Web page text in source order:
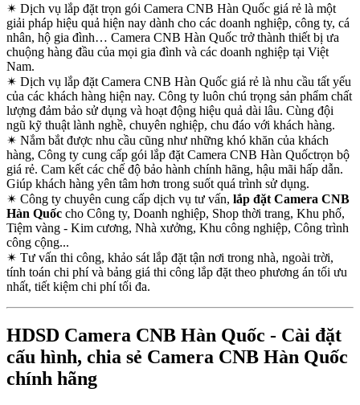
✴ Dịch vụ lắp đặt trọn gói Camera CNB Hàn Quốc giá rẻ là một
giải pháp hiệu quả hiện nay dành cho các doanh nghiệp, công ty, cá
nhân, hộ gia đình… Camera CNB Hàn Quốc trở thành thiết bị ưa
chuộng hàng đầu của mọi gia đình và các doanh nghiệp tại Việt
Nam.
✴ Dịch vụ lắp đặt Camera CNB Hàn Quốc giá rẻ là nhu cầu tất yếu
của các khách hàng hiện nay. Công ty luôn chú trọng sản phẩm chất
lượng đảm bảo sử dụng và hoạt động hiệu quả dài lâu. Cùng đội
ngũ kỹ thuật lành nghề, chuyên nghiệp, chu đáo với khách hàng.
✴ Nắm bắt được nhu cầu cũng như những khó khăn của khách
hàng, Công ty cung cấp gói lắp đặt Camera CNB Hàn Quốctrọn bộ
giá rẻ. Cam kết các chế độ bảo hành chính hãng, hậu mãi hấp dẫn.
Giúp khách hàng yên tâm hơn trong suốt quá trình sử dụng.
✴ Công ty chuyên cung cấp dịch vụ tư vấn, lắp đặt Camera CNB
Hàn Quốc cho Công ty, Doanh nghiệp, Shop thời trang, Khu phố,
Tiệm vàng - Kim cương, Nhà xưởng, Khu công nghiệp, Công trình
công cộng...
✴ Tư vấn thi công, khảo sát lắp đặt tận nơi trong nhà, ngoài trời,
tính toán chi phí và bảng giá thi công lắp đặt theo phương án tối ưu
nhất, tiết kiệm chi phí tối đa.
HDSD Camera CNB Hàn Quốc - Cài đặt
cấu hình, chia sẻ Camera CNB Hàn Quốc
chính hãng